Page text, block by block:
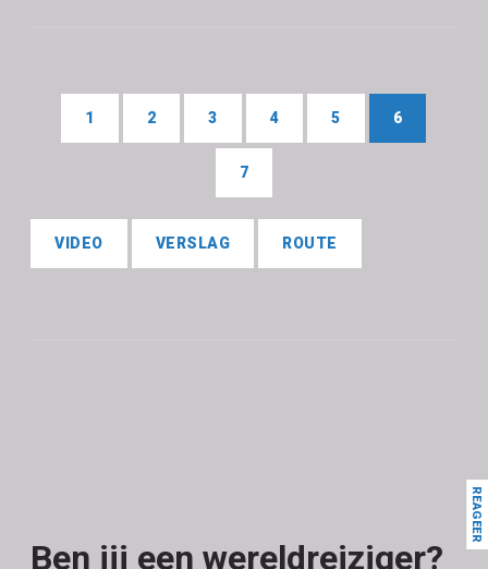
1 2 3 4 5 6
7
VIDEO VERSLAG ROUTE
Ben jij een wereldreiziger?
REAGEER